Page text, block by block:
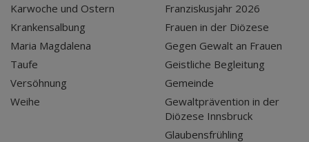
Karwoche und Ostern
Krankensalbung
Maria Magdalena
Taufe
Versöhnung
Weihe
Franziskusjahr 2026
Frauen in der Diözese
Gegen Gewalt an Frauen
Geistliche Begleitung
Gemeinde
Gewaltprävention in der
Diözese Innsbruck
Glaubensfrühling